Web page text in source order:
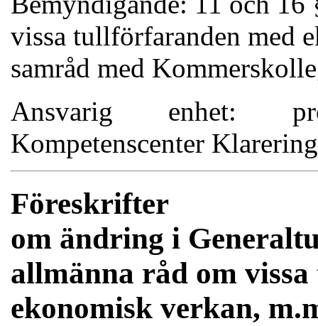
vissa tullförfaranden med
samråd med
Ansvarig enhet:
Kompetenscenter Klarering
Föreskrifter
om ändring i
allmänna råd om
ekonomisk verkan,